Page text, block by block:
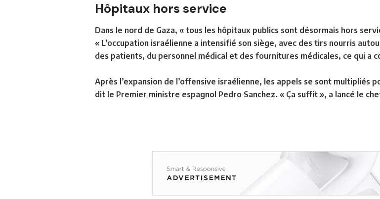
Hôpitaux hors service
Dans le nord de Gaza, « tous les hôpitaux publics sont désormais hors
« L’occupation israélienne a intensifié son siège, avec des tirs nourris
des patients, du personnel médical et des fournitures médicales, ce qui a
Après l’expansion de l’offensive israélienne, les appels se sont multipliés
dit le Premier ministre espagnol Pedro Sanchez. « Ça suffit », a lancé le